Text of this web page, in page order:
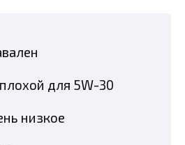
для 5W-30
низкое